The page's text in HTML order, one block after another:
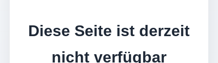
Diese Seite ist derzeit
nicht verfügbar